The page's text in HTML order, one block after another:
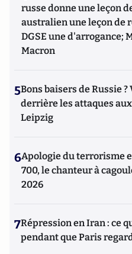
russe donne une leçon
australien une leçon de
DGSE une d'arrogance;
Macron
5Bons baisers de Russie ?
derrière les attaques
Leipzig
6Apologie du terrorisme
700, le chanteur à
2026
7Répression en Iran : ce
pendant que Paris